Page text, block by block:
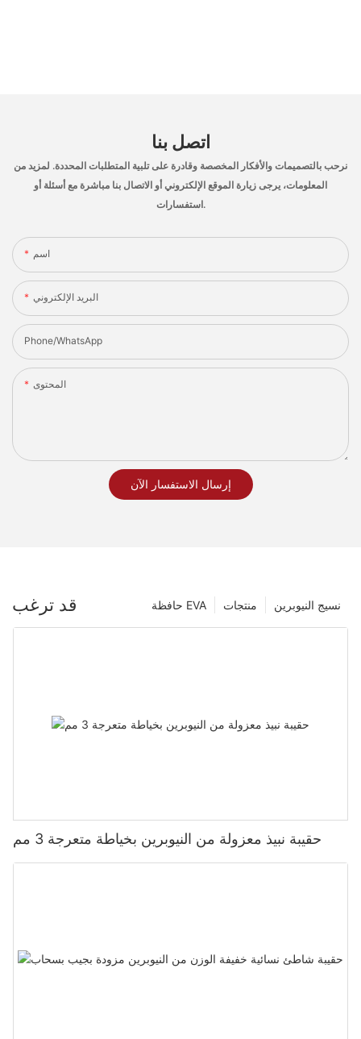
اتصل بنا
نرحب بالتصميمات والأفكار المخصصة وقادرة على تلبية المتطلبات المحددة. لمزيد من
المعلومات، يرجى زيارة الموقع الإلكتروني أو الاتصال بنا مباشرة مع أسئلة أو
استفسارات.
اسم
البريد الإلكتروني
Phone/whatsApp
المحتوى
إرسال الاستفسار الآن
قد ترغب نسيج النيوبرين منتجات حافظة EVA
حقيبة نبيذ معزولة من النيوبرين بخياطة متعرجة 3 مم